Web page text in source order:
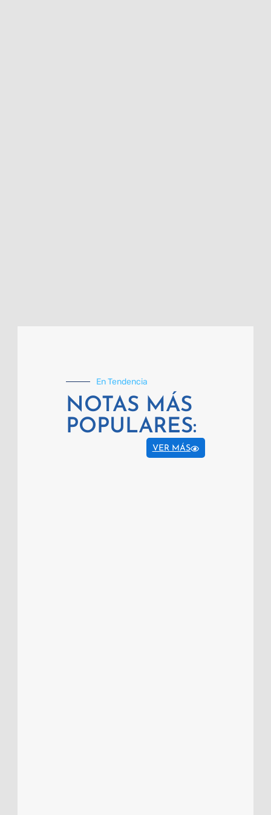
En Tendencia
NOTAS MÁS
POPULARES:
VER MÁS